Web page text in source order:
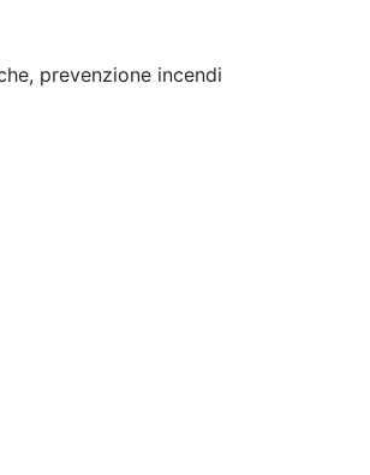
prevenzione incendi